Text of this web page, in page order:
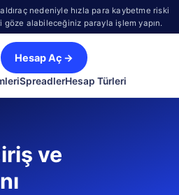
nedeniyle hızla para kaybetme riski
göze alabileceğiniz parayla işlem yapın.
SpreadlerHesap Türleri
Hesap Aç →
ve